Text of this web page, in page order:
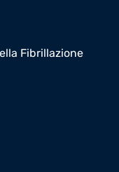
Fibrillazione